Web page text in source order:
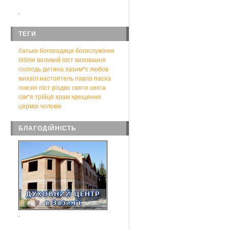
.
ТЕГИ
батько богородиця богослужіння
біблія великий піст виховання
господь дитина зазим*є любов
михаїл настоятель павло пасха
поезія піст різдво свято секта
сім*я трійця храм хрещення
церква чоловік
БЛАГОДІЙНІСТЬ
.